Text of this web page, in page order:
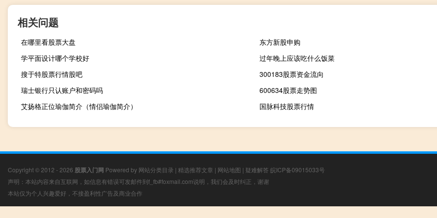
相关问题
在哪里看股票大盘
东方新股申购
学平面设计哪个学校好
过年晚上应该吃什么饭菜
搜于特股票行情股吧
300183股票资金流向
瑞士银行只认账户和密码吗
600634股票走势图
艾扬格正位瑜伽简介（情侣瑜伽简介）
国脉科技股票行情
Copyright © 2012 - 2026 股票入门网 Powered by 网站分类目录 | 精选推荐文章 | 网站地图 | 疑难解答 皖ICP备09015033号
声明：本站内容来自互联网，如信息有错误可发邮件到f_fb#foxmail.com说明，我们会及时纠正，谢谢
本站仅为个人兴趣爱好，不接盈利性广告及商业合作